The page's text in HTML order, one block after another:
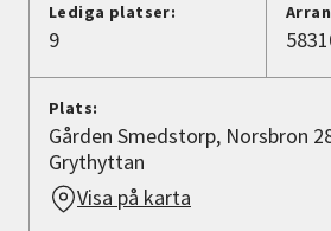
Lediga platser:
9
Plats:
Gården Smedstorp, Norsbron
Grythyttan
Visa på karta